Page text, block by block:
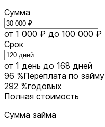
Сумма
от 1 000 ₽ до 100 000 ₽
Срок
от 1 день до 168 дней
96 %Переплата по займу
292 %годовых
Полная стоимость
Сумма займа